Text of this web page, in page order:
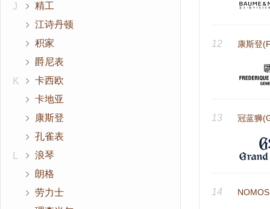
J
精工
江诗丹顿
积家
爵尼表
K
卡西欧
卡地亚
康斯登
孔雀表
浪琴
朗格
劳力士
12 康斯登
13 冠蓝狮
14